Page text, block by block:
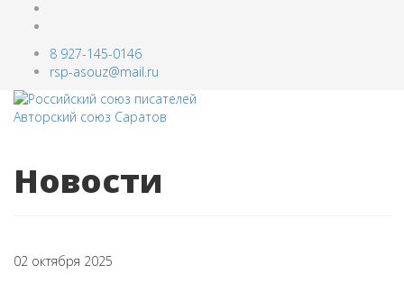
8 927-145-0146
rsp-asouz@mail.ru
Новости
02 октября 2025